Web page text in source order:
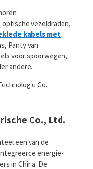
vezeldraden,
kabels met
Panty van
voor spoorwegen,
andere.
Co., Ltd.
een van de
energie-
in China. De